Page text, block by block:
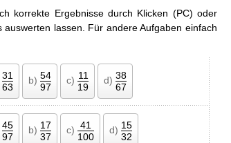
korrekte Ergebnisse durch Klicken (PC) oder
lassen. Für andere Aufgaben einfach
31
63
b) 54
97
c) 11
19
d) 38
67
45
97
b) 17
37
c) 41
100
d) 15
32